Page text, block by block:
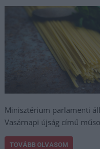
Minisztérium parlamenti
Vasárnapi újság című
TOVÁBB OLVASOM